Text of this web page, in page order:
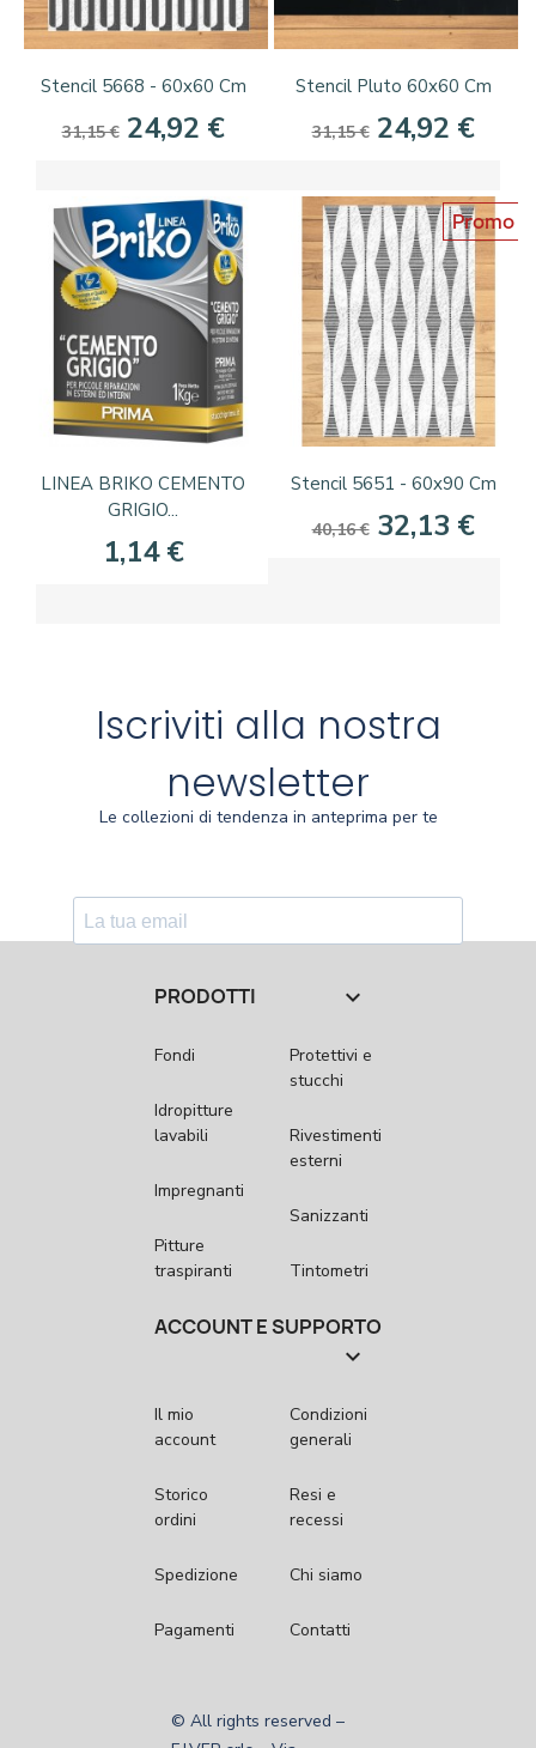
Stencil 5668 - 60x60 Cm
31,15 € 24,92 €
Stencil Pluto 60x60 Cm
31,15 € 24,92 €
LINEA BRIKO CEMENTO
GRIGIO...
1,14 €
Stencil 5651 - 60x90 Cm
40,16 € 32,13 €
Promo
Iscriviti alla nostra
newsletter
Le collezioni di tendenza in anteprima per te
PRODOTTI 
Fondi
Idropitture
lavabili
Impregnanti
Pitture
traspiranti
Protettivi e
stucchi
Rivestimenti
esterni
Sanizzanti
Tintometri
ACCOUNT E SUPPORTO

Il mio
account
Storico
ordini
Spedizione
Pagamenti
Condizioni
generali
Resi e
recessi
Chi siamo
Contatti
© All rights reserved –